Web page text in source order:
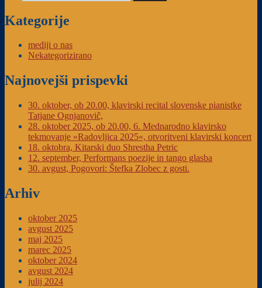
Kategorije
mediji o nas
Nekategorizirano
Najnovejši prispevki
30. oktober, ob 20.00, klavirski recital slovenske pianistke
Tatjane Ognjanovič,
28. oktober 2025, ob 20.00, 6. Mednarodno klavirsko
tekmovanje »Radovljica 2025«, otvoritveni klavirski koncert
18. oktobra, Kitarski duo Shrestha Petric
12. september, Performans poezije in tango glasba
30. avgust, Pogovori: Štefka Zlobec z gosti.
Arhiv
oktober 2025
avgust 2025
maj 2025
marec 2025
oktober 2024
avgust 2024
julij 2024